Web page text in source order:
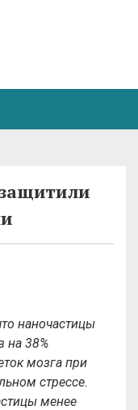
наночастицы
на 38%
мозга при
стрессе.
менее